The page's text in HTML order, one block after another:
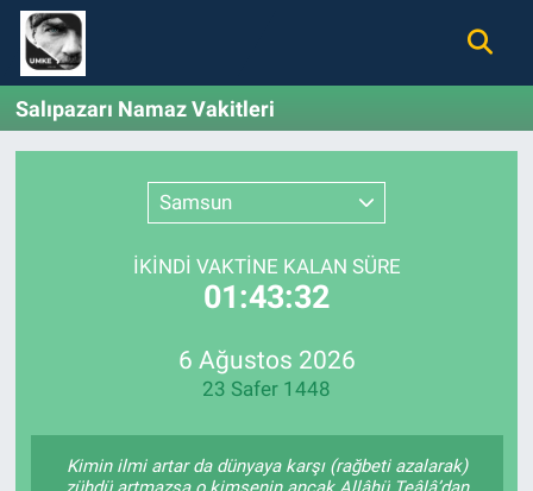
Salıpazarı Namaz Vakitleri
Samsun
İKINDI VAKTİNE KALAN SÜRE
01:43:31
6 Ağustos 2026
23 Safer 1448
Kimin ilmi artar da dünyaya karşı (rağbeti azalarak)
Gündem
Ekonomi
Magazin
Künye
Nöbetçi Eczaneler
Hava Durumu
Namaz Vakitleri
Trafik Durumu
Son Dakika Haberleri